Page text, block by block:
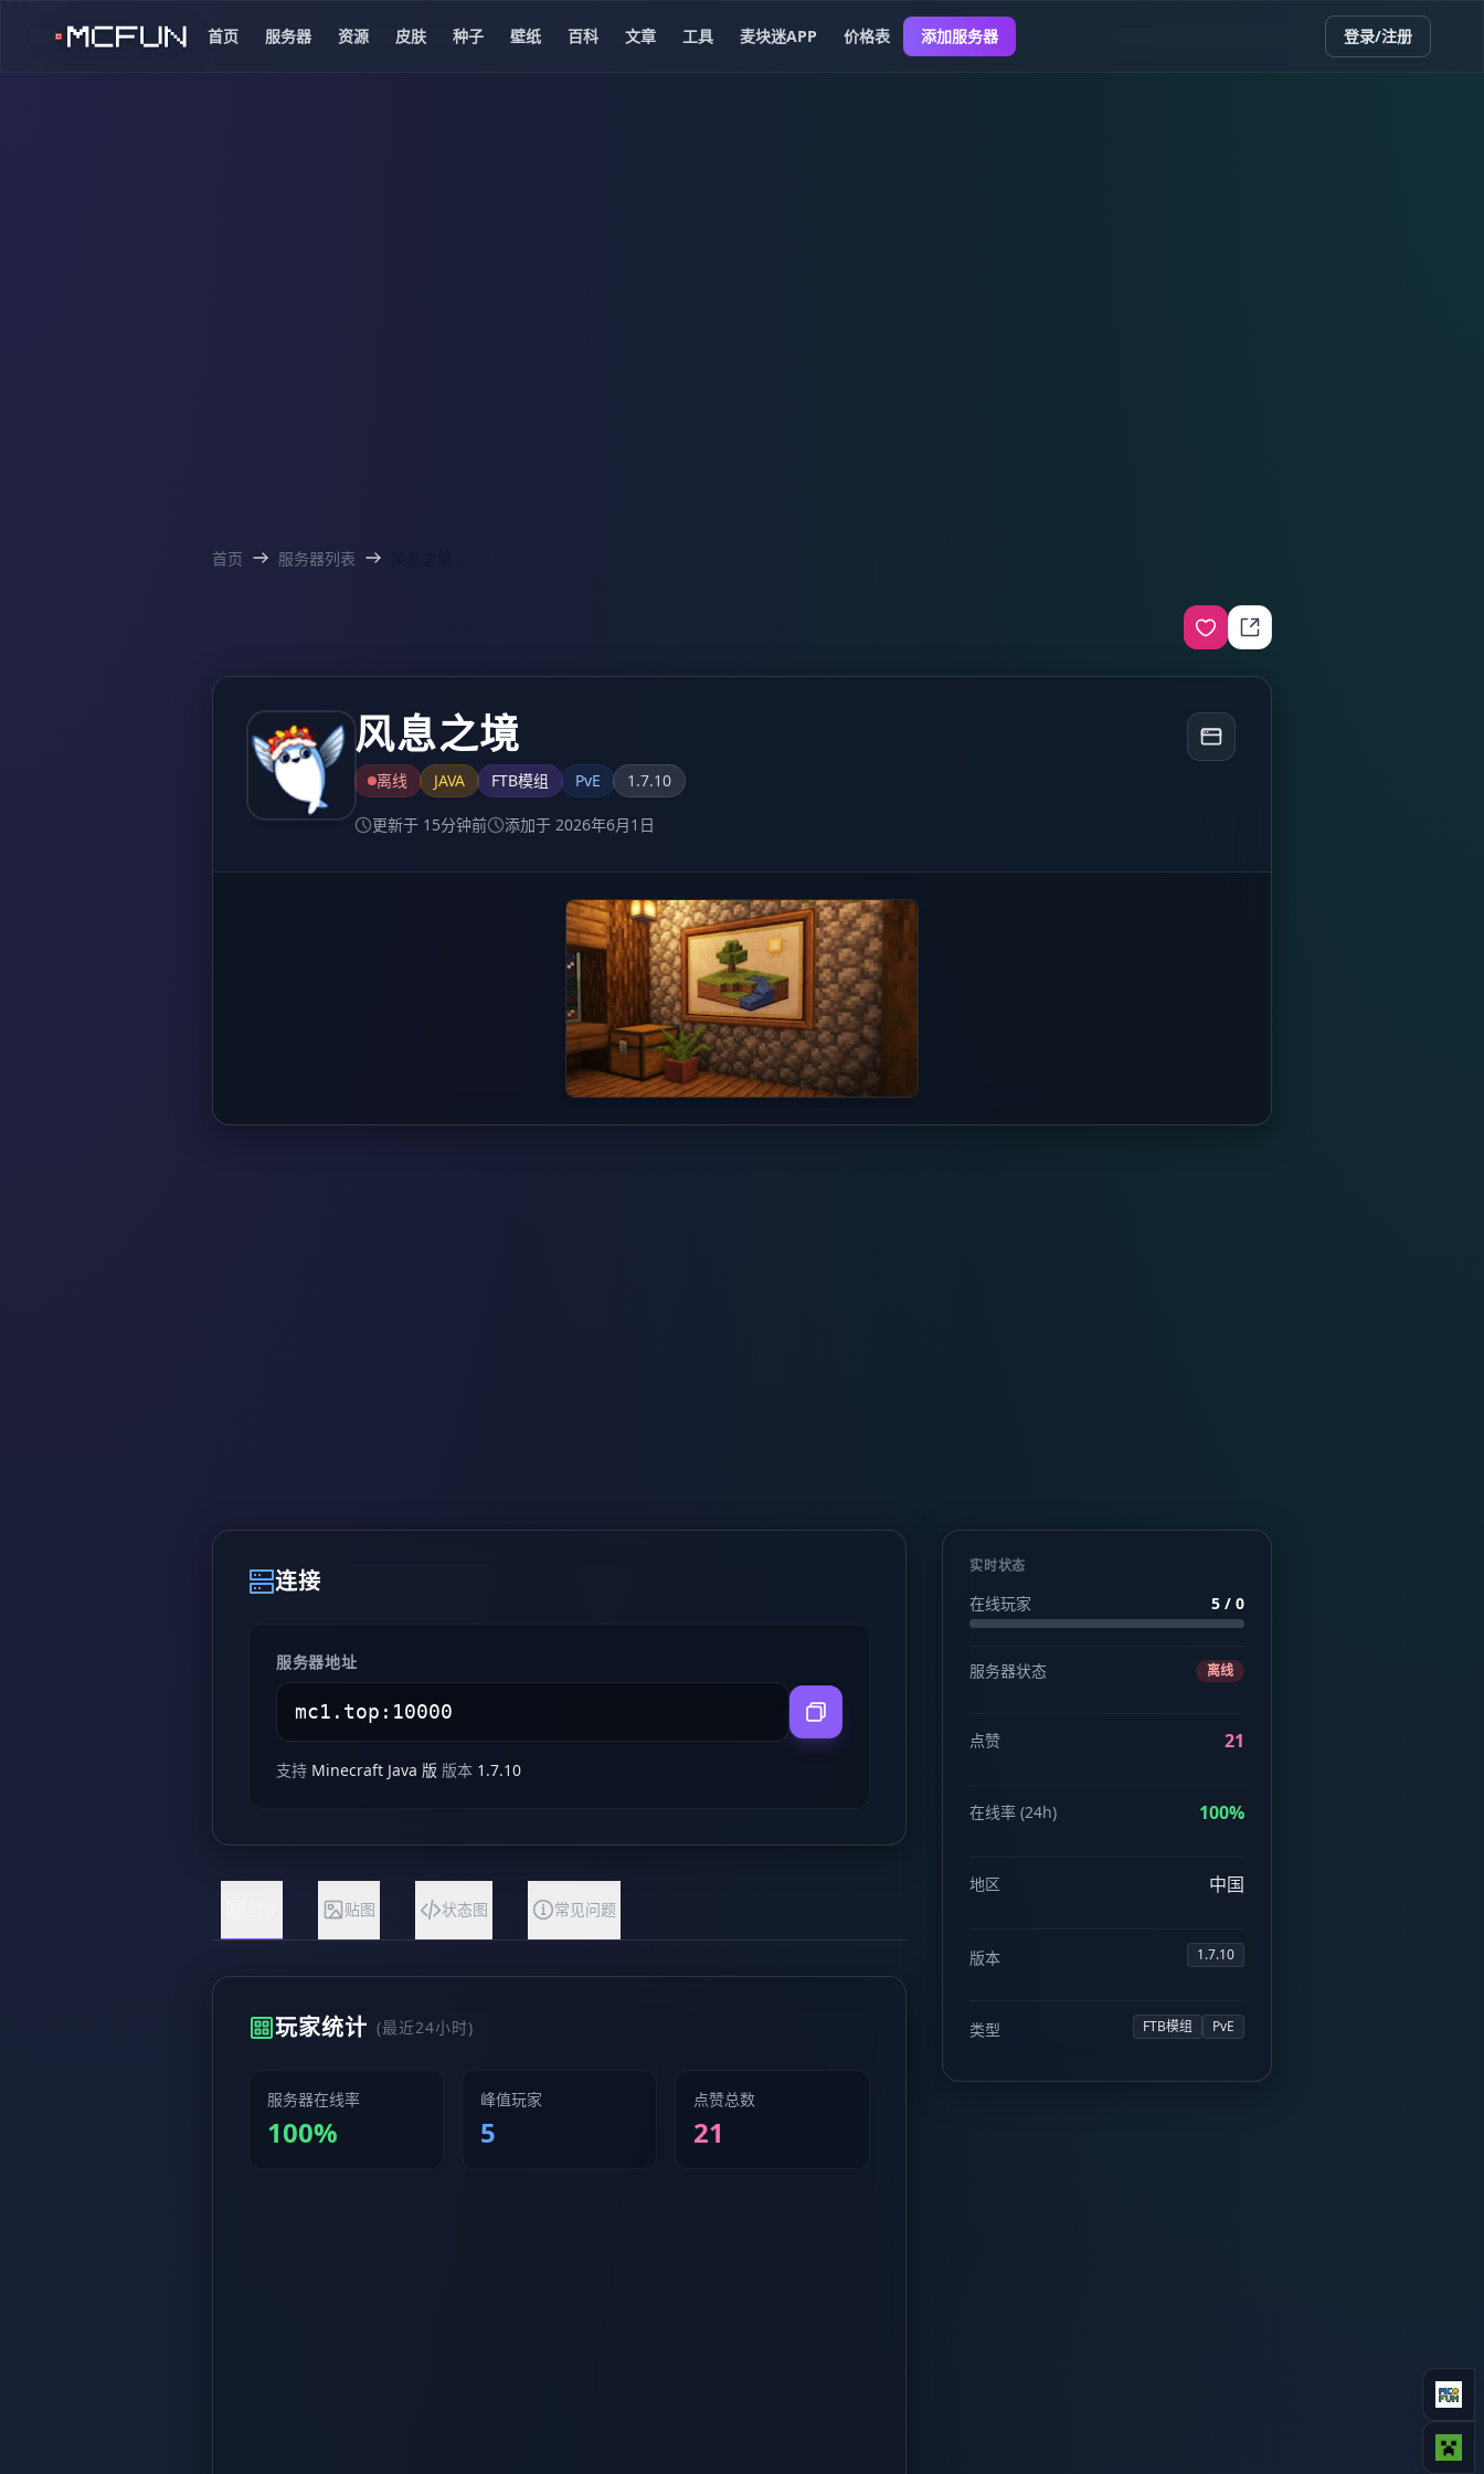
首页 服务器 资源 皮肤 种子 壁纸 百科 文章 工具 麦块迷APP 价格表 添加服务器 登录/注册
首页 服务器列表
风息之境
离线 JAVA FTB模组 PvE 1.7.10
更新于 15分钟前 添加于 2026年6月1日
连接
服务器地址
支持 Minecraft Java 版 版本 1.7.10
贴图 状态图 常见问题
玩家统计 (最近24小时)
服务器在线率
100%
峰值玩家
5
点赞总数
21
实时状态
在线玩家 5 / 0
服务器状态 离线
点赞 21
在线率 (24h) 100%
地区 中国
版本 1.7.10
类型 FTB模组 PvE